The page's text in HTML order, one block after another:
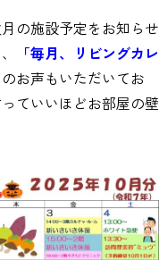
の施設予定をお知らせ
「毎月、リビングカレ
のお声もいただいてお
ていいほどお部屋の壁